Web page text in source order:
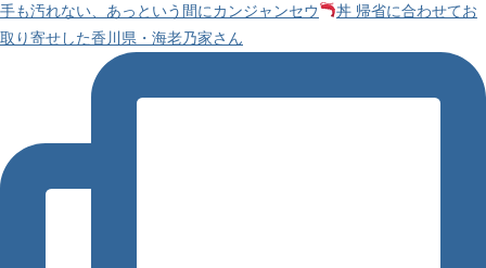
手も汚れない、あっという間にカンジャンセウ
丼 帰省に合わせてお
取り寄せした香川県・海老乃家さん